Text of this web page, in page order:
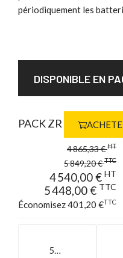
périodiquement les
DISPONIBLE EN
PACK ZR
4 865,33 € HT
5 849,20 €TTC
4 540,00 € HT
5 448,00 € TTC
Économisez 401,20 €TTC